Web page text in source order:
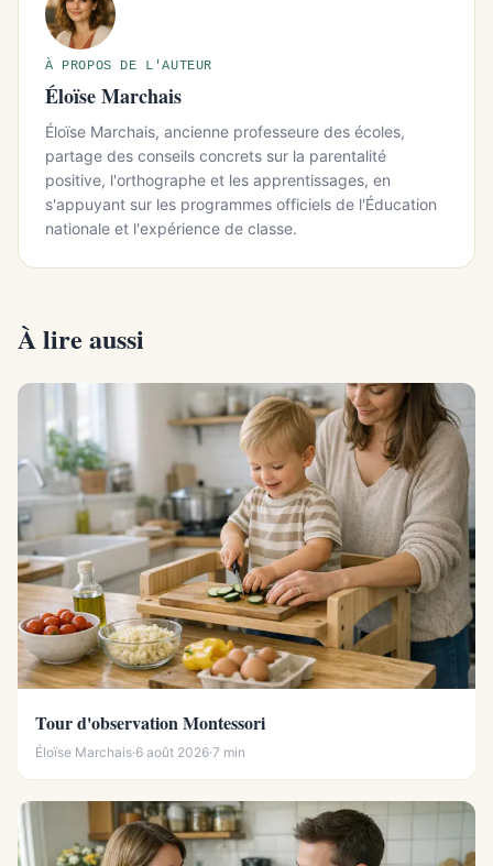
À PROPOS DE L'AUTEUR
Éloïse Marchais
Éloïse Marchais, ancienne professeure des écoles,
partage des conseils concrets sur la parentalité
positive, l'orthographe et les apprentissages, en
s'appuyant sur les programmes officiels de l'Éducation
nationale et l'expérience de classe.
À lire aussi
Tour d'observation Montessori
Éloïse Marchais·6 août 2026·7 min